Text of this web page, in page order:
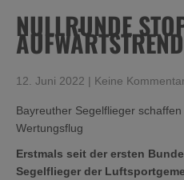
NULLRUNDE
AUFWÄRTSTREND
12. Juni 2022 | Keine
Bayreuther Segelflieger
Wertungsflug
Erstmals seit der ersten
Segelflieger der